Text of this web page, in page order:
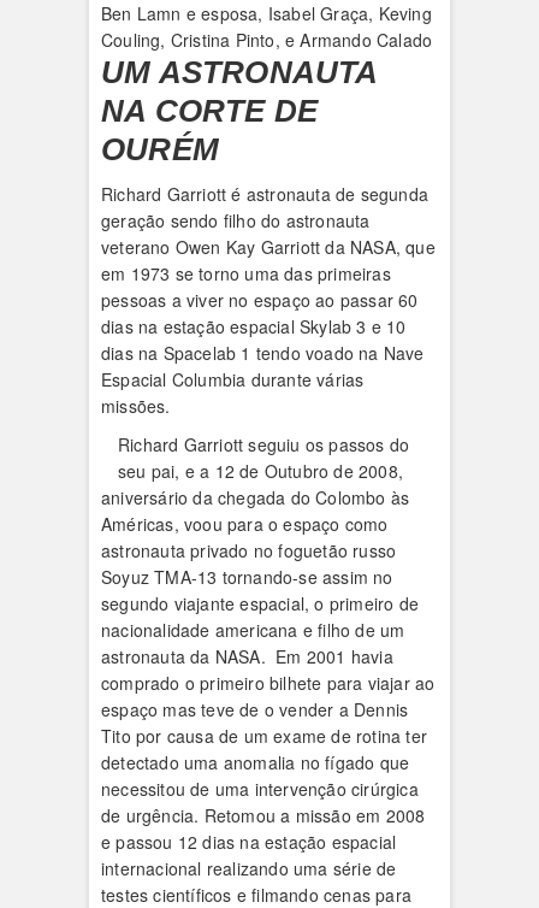
Ben Lamn e esposa, Isabel Graça, Keving
Couling, Cristina Pinto, e Armando Calado
UM ASTRONAUTA
NA CORTE DE
OURÉM
Richard Garriott é astronauta de segunda
geração sendo filho do astronauta
veterano Owen Kay Garriott da NASA, que
em 1973 se torno uma das primeiras
pessoas a viver no espaço ao passar 60
dias na estação espacial Skylab 3 e 10
dias na Spacelab 1 tendo voado na Nave
Espacial Columbia durante várias
missões.
Richard Garriott seguiu os passos do
seu pai, e a 12 de Outubro de 2008,
aniversário da chegada do Colombo às
Américas, voou para o espaço como
astronauta privado no foguetão russo
Soyuz TMA-13 tornando-se assim no
segundo viajante espacial, o primeiro de
nacionalidade americana e filho de um
astronauta da NASA. Em 2001 havia
comprado o primeiro bilhete para viajar ao
espaço mas teve de o vender a Dennis
Tito por causa de um exame de rotina ter
detectado uma anomalia no fígado que
necessitou de uma intervenção cirúrgica
de urgência. Retomou a missão em 2008
e passou 12 dias na estação espacial
internacional realizando uma série de
testes científicos e filmando cenas para